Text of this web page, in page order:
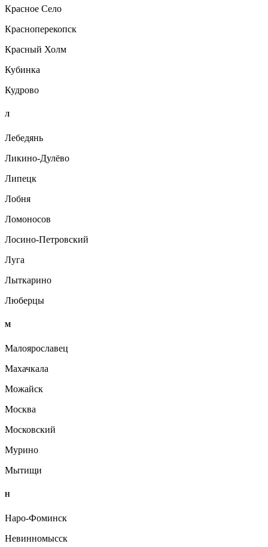
Красное Село
Красноперекопск
Красный Холм
Кубинка
Кудрово
Л
Лебедянь
Ликино-Дулёво
Липецк
Лобня
Ломоносов
Лосино-Петровский
Луга
Лыткарино
Люберцы
М
Малоярославец
Махачкала
Можайск
Москва
Московский
Мурино
Мытищи
Н
Наро-Фоминск
Невинномысск